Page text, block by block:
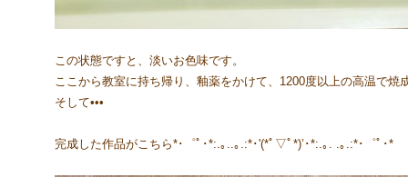
この状態ですと、淡いお色味です。
ここから教室に持ち帰り、釉薬をかけて、1200度以上の高温で焼
そして•••
完成した作品がこちら*･゜ﾟ･*:.｡..｡.:*･'(*ﾟ▽ﾟ*)’･*:.｡. .｡.:*･゜ﾟ･*